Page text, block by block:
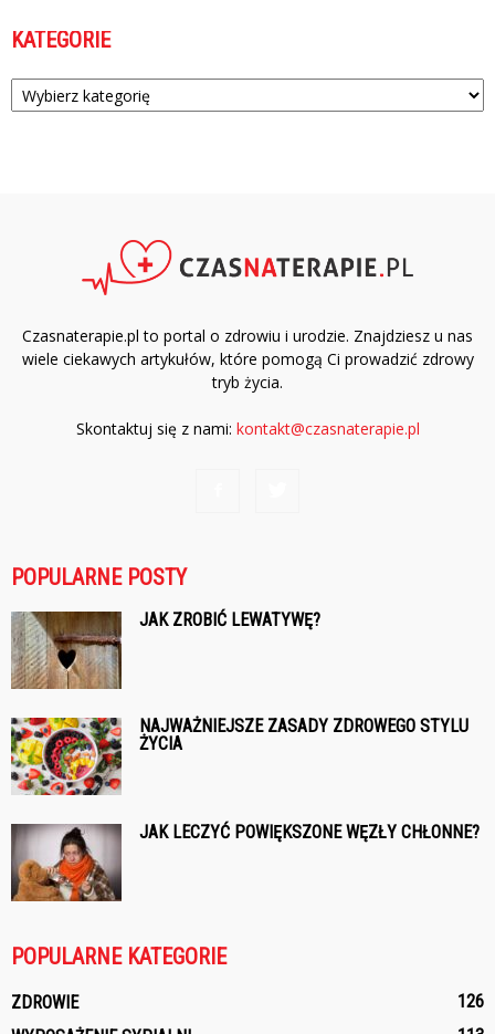
KATEGORIE
Kategorie
Czasnaterapie.pl to portal o zdrowiu i urodzie. Znajdziesz u nas
wiele ciekawych artykułów, które pomogą Ci prowadzić zdrowy
tryb życia.
Skontaktuj się z nami: kontakt@czasnaterapie.pl
POPULARNE POSTY
JAK ZROBIĆ LEWATYWĘ?
NAJWAŻNIEJSZE ZASADY ZDROWEGO STYLU
ŻYCIA
JAK LECZYĆ POWIĘKSZONE WĘZŁY CHŁONNE?
POPULARNE KATEGORIE
ZDROWIE
126